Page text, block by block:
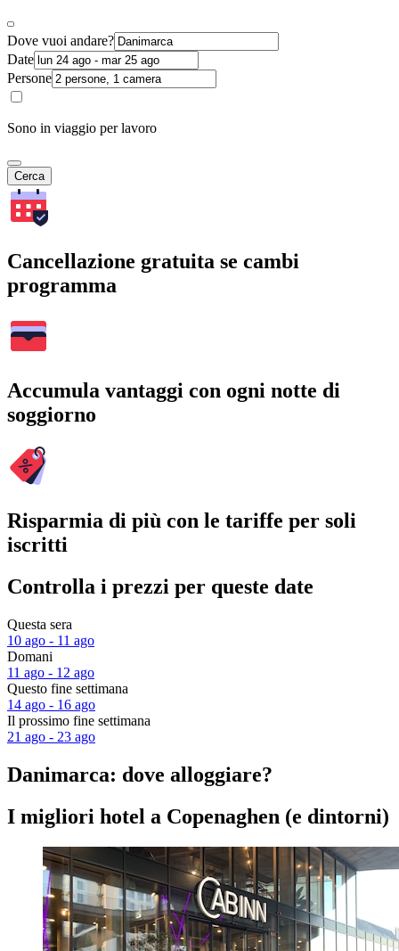
Dove vuoi andare?
Date
Persone
Sono in viaggio per lavoro
Cerca
Cancellazione gratuita se cambi
programma
Accumula vantaggi con ogni notte di
soggiorno
Risparmia di più con le tariffe per soli
iscritti
Controlla i prezzi per queste date
Questa sera
10 ago - 11 ago
Domani
11 ago - 12 ago
Questo fine settimana
14 ago - 16 ago
Il prossimo fine settimana
21 ago - 23 ago
Danimarca: dove alloggiare?
I migliori hotel a Copenaghen (e dintorni)